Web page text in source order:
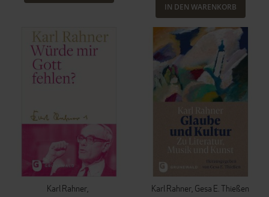
IN DEN WARENKORB
Karl Rahner
Karl Rahner Gesa E. Thießen